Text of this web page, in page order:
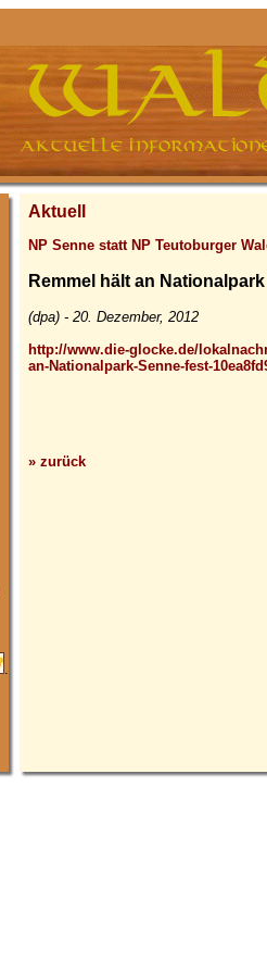
.
Aktuell
NP Senne statt NP Teutoburger
Remmel hält an
(dpa) - 20. Dezember, 2012
http://www.die-glocke.de/
an-Nationalpark-Senne-fest-
» zurück